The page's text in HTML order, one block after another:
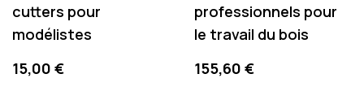
cutters pour
modélistes
Precio
15,00 €
professionnels pour
le travail du bois
Precio
155,60 €